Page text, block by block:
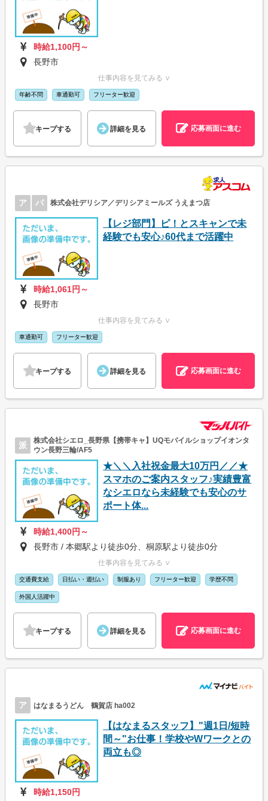
時給1,100円～
長野市
仕事内容を見てみる ∨
年齢不問 車通勤可 フリーター歓迎
キープする 詳細を見る 応募画面に進む
ア パ 株式会社デリシア／デリシアミールズ うえまつ店
【レジ部門】ピ！とスキャンで未
経験でも安心♪60代まで活躍中
時給1,061円～
長野市
仕事内容を見てみる ∨
車通勤可 フリーター歓迎
キープする 詳細を見る 応募画面に進む
派
株式会社シエロ_長野県【携帯キャ】UQモバイルショップイオンタ
ウン長野三輪/AF5
★＼＼入社祝金最大10万円／／★
スマホのご案内スタッフ♪実績豊富
なシエロなら未経験でも安心のサ
ポート体...
時給1,400円～
長野市 / 本郷駅より徒歩0分、桐原駅より徒歩0分
仕事内容を見てみる ∨
交通費支給 日払い・週払い 制服あり フリーター歓迎 学歴不問
外国人活躍中
キープする 詳細を見る 応募画面に進む
ア はなまるうどん 鶴賀店 ha002
【はなまるスタッフ】"週1日/短時
間～"お仕事！学校やWワークとの
両立も◎
時給1,150円